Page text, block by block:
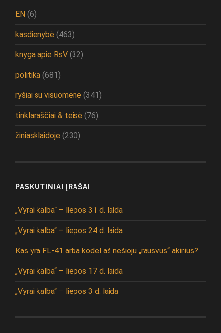
EN (6)
kasdienybė (463)
knyga apie RsV (32)
politika (681)
ryšiai su visuomene (341)
tinklaraščiai & teisė (76)
žiniasklaidoje (230)
PASKUTINIAI ĮRAŠAI
„Vyrai kalba“ – liepos 31 d. laida
„Vyrai kalba“ – liepos 24 d. laida
Kas yra FL-41 arba kodėl aš nešioju „rausvus“ akinius?
„Vyrai kalba“ – liepos 17 d. laida
„Vyrai kalba“ – liepos 3 d. laida